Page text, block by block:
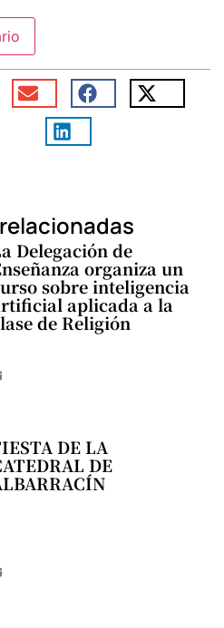
Delegación de
organiza un
sobre inteligencia
aplicada a la
de Religión
DE LA
DE